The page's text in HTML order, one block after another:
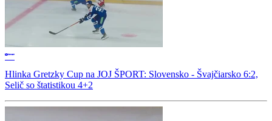
Hlinka Gretzky Cup na JOJ ŠPORT: Slovensko - Švajčiarsko 6:2,
Selič so štatistikou 4+2